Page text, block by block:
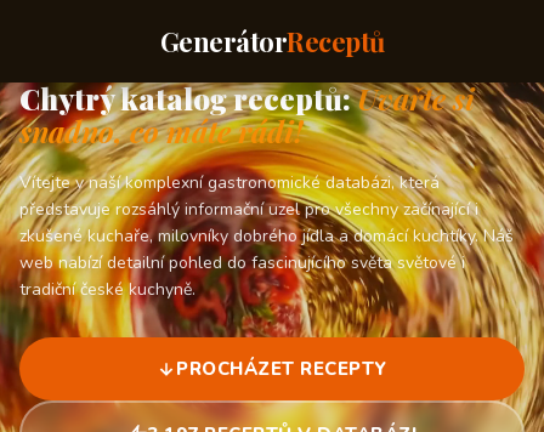
GenerátorReceptů
Chytrý katalog receptů:Uvařte si
snadno, co máte rádi!
Vítejte v naší komplexní gastronomické databázi, která
představuje rozsáhlý informační uzel pro všechny začínající i
zkušené kuchaře, milovníky dobrého jídla a domácí kuchtíky. Náš
web nabízí detailní pohled do fascinujícího světa světové i
tradiční české kuchyně.
PROCHÁZET RECEPTY